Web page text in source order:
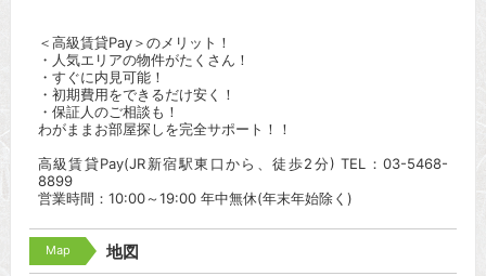
＜高級賃貸Pay＞のメリット！
・人気エリアの物件がたくさん！
・すぐに内見可能！
・初期費用をできるだけ安く！
・保証人のご相談も！
わがままお部屋探しを完全サポート！！
高級賃貸Pay(JR新宿駅東口から、徒歩2分) TEL：03-5468-
8899
営業時間：10:00～19:00 年中無休(年末年始除く)
Map 地図